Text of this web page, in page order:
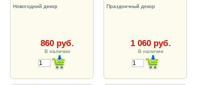
Новогодний декор
860 руб.
В наличии
Праздничный декор
1 060 руб.
В наличии